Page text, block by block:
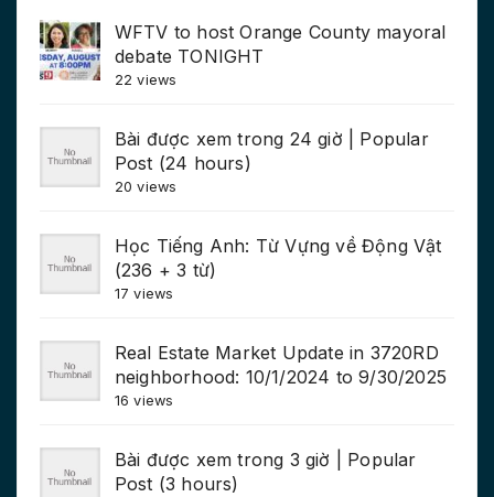
WFTV to host Orange County mayoral
debate TONIGHT
22 views
Bài được xem trong 24 giờ | Popular
Post (24 hours)
20 views
Học Tiếng Anh: Từ Vựng về Động Vật
(236 + 3 từ)
17 views
Real Estate Market Update in 3720RD
neighborhood: 10/1/2024 to 9/30/2025
16 views
Bài được xem trong 3 giờ | Popular
Post (3 hours)